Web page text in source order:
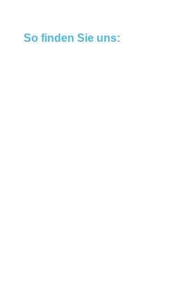
So finden Sie uns: